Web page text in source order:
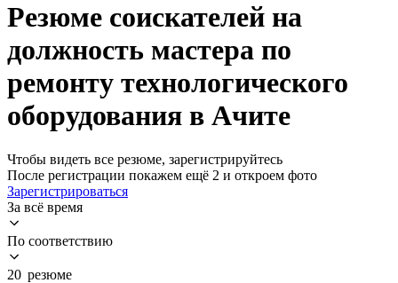
Резюме соискателей на
должность мастера по
ремонту технологического
оборудования в Ачите
Чтобы видеть все резюме, зарегистрируйтесь
После регистрации покажем ещё 2 и откроем фото
Зарегистрироваться
За всё время
По соответствию
20 резюме